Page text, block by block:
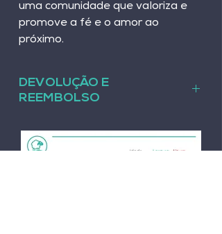
uma comunidade que valoriza e
promove a fé e o amor ao
próximo.
DEVOLUÇÃO E
REEMBOLSO
Obrigado por comprar um produto
da Fild Moda Cristã! Oferecemos um